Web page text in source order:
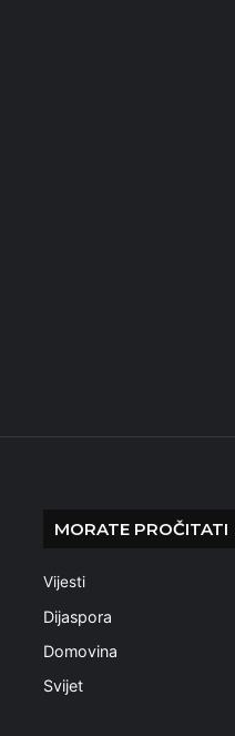
MORATE PROČITATI
Vijesti
Dijaspora
Domovina
Svijet